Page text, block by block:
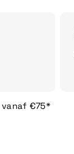
€75*